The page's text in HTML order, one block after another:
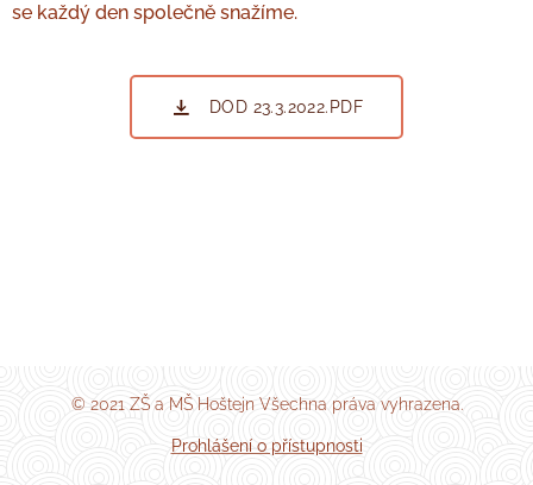
se každý den společně snažíme.
DOD 23.3.2022.PDF
© 2021 ZŠ a MŠ Hoštejn Všechna práva vyhrazena.
Prohlášení o přístupnosti